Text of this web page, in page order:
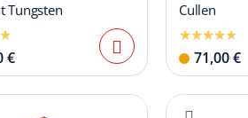
Tungsten
€
Cullen
71,00 €